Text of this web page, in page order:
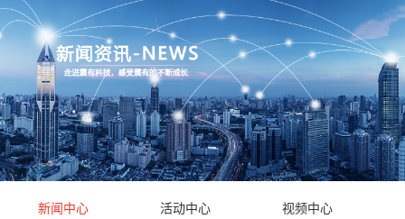
新闻中心 活动中心 视频中心